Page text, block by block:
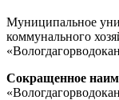
Муниципальное
коммунального
Сокращенное